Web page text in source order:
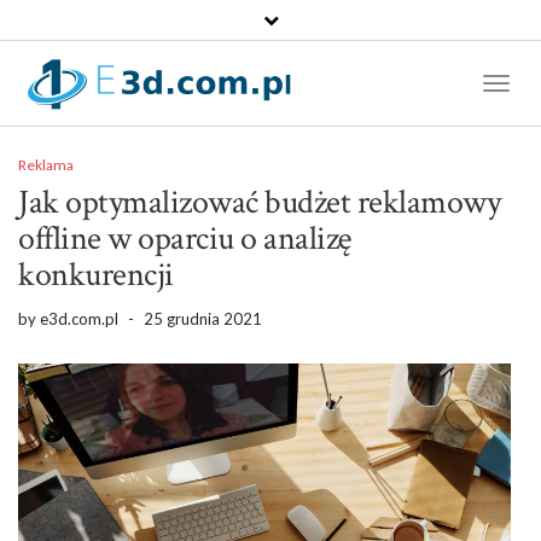
Reklama
Jak optymalizować budżet reklamowy
offline w oparciu o analizę
konkurencji
bye3d.com.pl - 25 grudnia 2021